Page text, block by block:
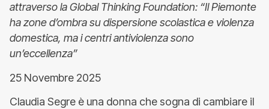
attraverso la Global Thinking Foundation: “Il Piemonte
ha zone d’ombra su dispersione scolastica e violenza
domestica, ma i centri antiviolenza sono
un’eccellenza”
25 Novembre 2025
Claudia Segre è una donna che sogna di cambiare il